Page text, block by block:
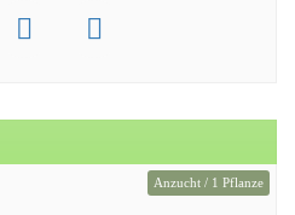
Anzucht / 1 Pflanze